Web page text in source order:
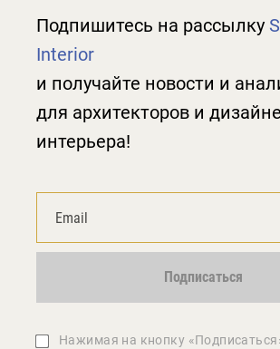
Подпишитесь на рассылку
Interior
и получайте новости и
для архитекторов и
интерьера!
Подписаться
Нажимая на кнопку